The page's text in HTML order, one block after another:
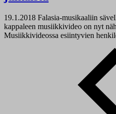
19.1.2018 Falasia-musikaaliin
kappaleen musiikkivideo on nyt
Musiikkivideossa esiintyvien